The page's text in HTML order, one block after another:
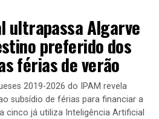
ultrapassa Algarve
preferido dos
férias de verão
2019-2026 do IPAM revela
subsídio de férias para financiar a
cinco já utiliza Inteligência Artificial